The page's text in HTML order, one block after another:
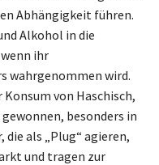
Abhängigkeit führen.
Alkohol in die
ihr
wahrgenommen wird.
von Haschisch,
besonders in
als „Plug“ agieren,
und tragen zur